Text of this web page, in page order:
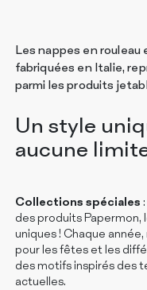
Les nappes en
fabriquées en Italie,
parmi les produits
Un style
aucune
Collections spéciales
des produits Papermon,
uniques ! Chaque
pour les fêtes et les
des motifs inspirés des
actuelles.